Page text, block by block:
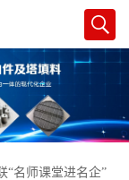
“名师课堂进名企”